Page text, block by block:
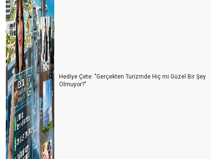
2025: KİTLE TURİZMİNİN EN PAHALI YILI
Bir Müze Hikâyesi
MÜZE MESELESİ
TURİZMDE ARTILARIMIZ, EKSİLERİMİZ
BU YAZ ÇOK SICAK OLACAK!
AVUSTURYALI EMEKLİLER 31 YIL SONRA YENİDEN
MARMARİS’TE
SEZON BURUK BAŞLADI
60 MİLYON ALMAN TATİL PLANI YAPIYOR
Hediye Çete: "Gerçekten Turizmde Hiç mi Güzel Bir Şey
Olmuyor?"